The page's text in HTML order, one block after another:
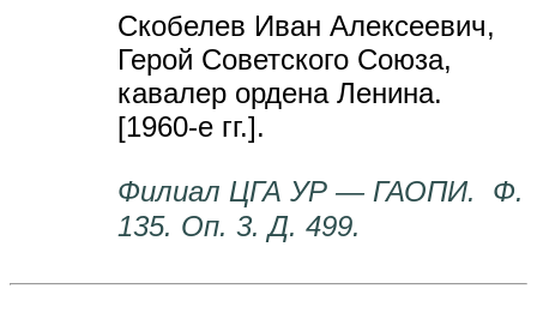
Скобелев Иван Алексеевич,
Герой Советского Союза,
кавалер ордена Ленина.
[1960-е гг.].
Филиал ЦГА УР — ГАОПИ. Ф.
135. Оп. 3. Д. 499.